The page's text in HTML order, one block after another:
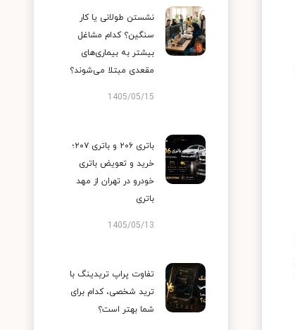
نشستن طولانی یا کار
سنگین؟ کدام مشاغل
بیشتر به بیماری‌های
مقعدی مبتلا می‌شوند؟
1405/05/15
باتری ۲۰۶ و باتری ۲۰۷؛
خرید و تعویض باتری
خودرو در تهران از مهد
باتری
1405/05/13
تفاوت پراپ تریدینگ با
ترید شخصی، کدام برای
شما بهتر است؟